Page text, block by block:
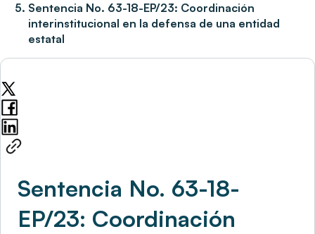
Sentencia No. 63-18-EP/23: Coordinación
interinstitucional en la defensa de una entidad
estatal
Sentencia No. 63-18-
EP/23: Coordinación